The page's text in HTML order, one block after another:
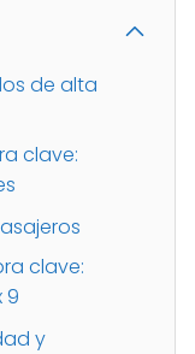
de alta
clave:
clave:
9
y